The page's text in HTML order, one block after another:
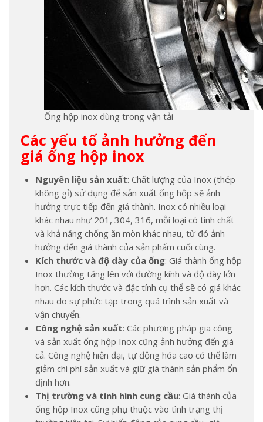
Ống hộp inox dùng trong vận tải
Các yếu tố ảnh hưởng đến
giá ống hộp inox
Nguyên liệu sản xuất: Chất lượng của Inox (thép
không gỉ) sử dụng để sản xuất ống hộp sẽ ảnh
hưởng trực tiếp đến giá thành. Inox có nhiều loại
khác nhau như 201, 304, 316, mỗi loại có tính chất
và khả năng chống ăn mòn khác nhau, từ đó ảnh
hưởng đến giá thành của sản phẩm cuối cùng.
Kích thước và độ dày của ống: Giá thành ống hộp
Inox thường tăng lên với đường kính và độ dày lớn
hơn. Các kích thước và đặc tính cụ thể sẽ có giá khác
nhau do sự phức tạp trong quá trình sản xuất và
vận chuyển.
Công nghệ sản xuất: Các phương pháp gia công
và sản xuất ống hộp Inox cũng ảnh hưởng đến giá
cả. Công nghệ hiện đại, tự động hóa cao có thể làm
giảm chi phí sản xuất và giữ giá thành sản phẩm ổn
định hơn.
Thị trường và tình hình cung cầu: Giá thành của
ống hộp Inox cũng phụ thuộc vào tình trạng thị